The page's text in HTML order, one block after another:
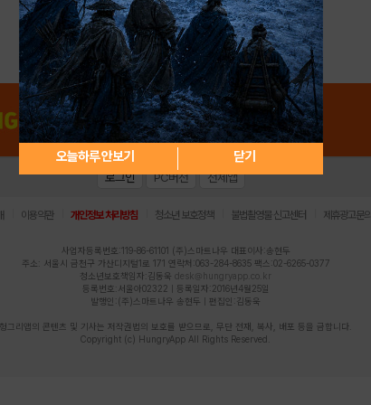
아이디 / 비밀번호 찾기 회원가입
오늘하루 안보기 닫기
로그인 PC버전 전체앱
이용약관 개인정보 처리방침 청소년 보호정책 불법촬영물 신고센터 제휴광고문의
사업자등록번호:119-86-61101 (주)스마트나우 대표이사:송현두
주소: 서울시 금천구 가산디지털1로 171 연락처:063-284-8635 팩스:02-6265-0377
청소년보호책임자:김동욱 desk@hungryapp.co.kr
등록번호:서울아02322 | 등록일자:2016년4월25일
발행인:(주)스마트나우 송현두 | 편집인:김동욱
헝그리앱의 콘텐츠 및 기사는 저작권법의 보호를 받으므로, 무단 전재, 복사, 배포 등을 금합니다.
Copyright (c) HungryApp All Rights Reserved.